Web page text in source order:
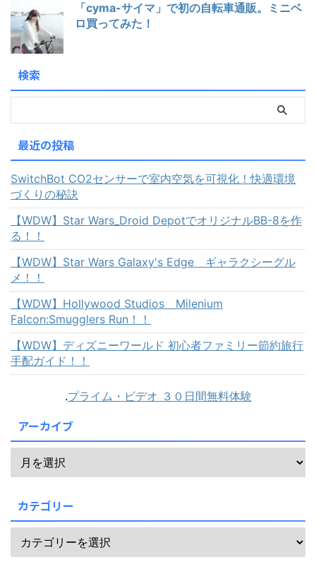
「cyma-サイマ」で初の自転車通販。ミニベ
ロ買ってみた！
検索
最近の投稿
SwitchBot CO2センサーで室内空気を可視化！快適環境
づくりの秘訣
【WDW】Star Wars_Droid DepotでオリジナルBB-8を作
る！！
【WDW】Star Wars Galaxy's Edge ギャラクシーグル
メ！！
【WDW】Hollywood Studios Milenium
Falcon:Smugglers Run！！
【WDW】ディズニーワールド 初心者ファミリー節約旅行
手配ガイド！！
.プライム・ビデオ ３０日間無料体験
アーカイブ
カテゴリー